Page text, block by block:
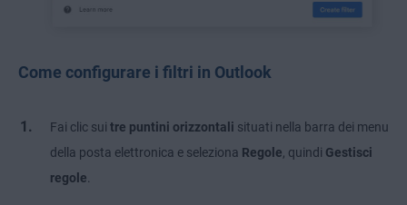
Come configurare i filtri in Outlook
Fai clic sui tre puntini orizzontali situati nella barra dei menu
della posta elettronica e seleziona Regole , quindi Gestisci
regole